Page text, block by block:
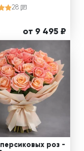
28
от 9 495 ₽
персиковых роз -